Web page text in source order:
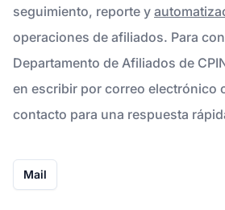
seguimiento, reporte y
operaciones de afiliados. Para
Departamento de Afiliados de
en escribir por correo electrónico
contacto para una respuesta
Mail